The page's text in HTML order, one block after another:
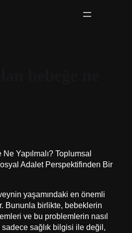
Yapılmalı? Toplumsal
Adalet Perspektifinden Bir
yaşamındaki en önemli
Bununla birlikte, bebeklerin
ve bu problemlerin nasıl
sağlık bilgisi ile değil,